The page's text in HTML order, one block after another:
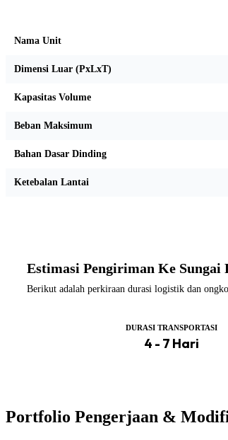
Nama Unit
Dimensi Luar (PxLxT)
Kapasitas Volume
Beban Maksimum
Bahan Dasar Dinding
Ketebalan Lantai
Estimasi Pengiriman Ke Sungai
Berikut adalah perkiraan durasi logistik dan
DURASI TRANSPORTASI
4 - 7 Hari
Portfolio Pengerjaan &